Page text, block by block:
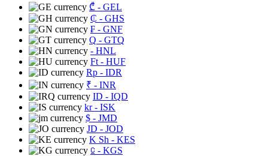
₾ - GEL
₵ - GHS
₣ - GNF
Q - GTQ
- HNL
Ft - HUF
Rp - IDR
₹ - INR
ID - IQD
kr- ISK
$ - JMD
JD - JOD
K Sh - KES
⃀ - KGS